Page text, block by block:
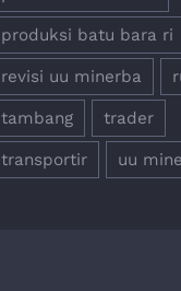
produksi batu bara ri
revisi uu minerba
tambang trader
transportir uu